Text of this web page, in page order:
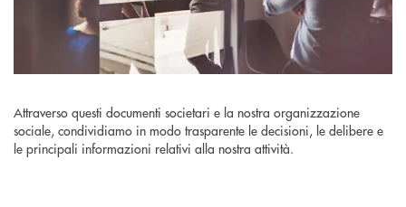
Attraverso questi documenti societari e la nostra organizzazione
sociale, condividiamo in modo trasparente le decisioni, le delibere e
le principali informazioni relativi alla nostra attività.